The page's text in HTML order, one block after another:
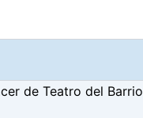
de Teatro del Barrio